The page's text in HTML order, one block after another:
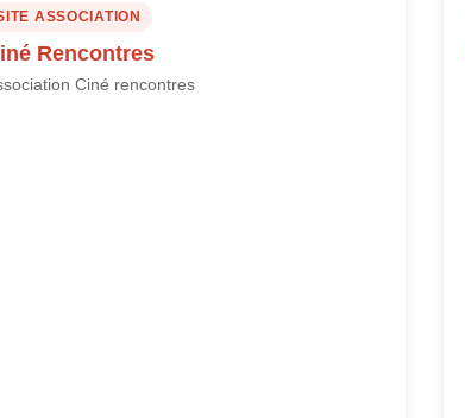
ASSOCIATION
Rencontres
Ciné rencontres